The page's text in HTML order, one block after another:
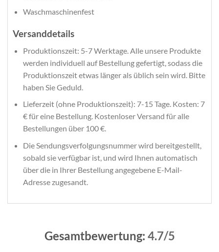
Waschmaschinenfest
Versanddetails
Produktionszeit: 5-7 Werktage. Alle unsere Produkte
werden individuell auf Bestellung gefertigt, sodass die
Produktionszeit etwas länger als üblich sein wird. Bitte
haben Sie Geduld.
Lieferzeit (ohne Produktionszeit): 7-15 Tage. Kosten: 7
€ für eine Bestellung. Kostenloser Versand für alle
Bestellungen über 100 €.
Die Sendungsverfolgungsnummer wird bereitgestellt,
sobald sie verfügbar ist, und wird Ihnen automatisch
über die in Ihrer Bestellung angegebene E-Mail-
Adresse zugesandt.
Gesamtbewertung: 4.7/5